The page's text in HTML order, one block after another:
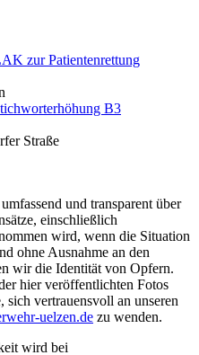
zur Patientenrettung
B3
Straße
und transparent über
einschließlich
wird, wenn die Situation
ohne Ausnahme an den
wir die Identität von Opfern.
hier veröffentlichten Fotos
vertrauensvoll an unseren
uelzen.de zu wenden.
wird bei